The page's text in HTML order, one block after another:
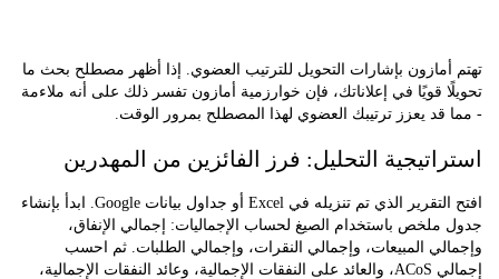
بإشارات التحويل للترتيب العضوي. إذا أظهر مصطلح بحث ما
قويًا في إعلاناتك، فإن خوارزمية أمازون تفسر ذلك على أنه ملاءمة
يعزز ترتيبك العضوي
لهذا المصطلح بمرور الوقت.
التحليل: فرز الفائزين من المهدرين
افتح التقرير الذي تم تنزيله في Excel أو جداول بيانات Google. ابدأ بإنشاء
باستخدام الصيغ لحساب الإجماليات: إجمالي الإنفاق،
المبيعات، وإجمالي النقرات، وإجمالي الطلبات. ثم احسب
إجمالي ACoS، والعائد على النفقات الإجمالية، وعائد النفقات الإجمالية،